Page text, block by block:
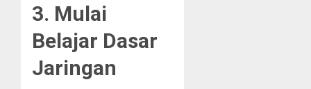
3. Mulai
Belajar Dasar
Jaringan